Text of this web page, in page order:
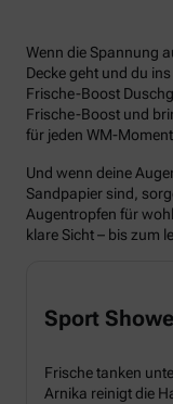
Wenn die Spannung
Decke geht und du
Frische-Boost
Frische-Boost und
für jeden WM-
Und wenn deine
Sandpapier sind,
Augentropfen für
klare Sicht – bis zum
Sport
Frische tanken
Arnika reinigt die